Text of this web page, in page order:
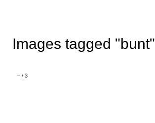
Images tagged "bunt"
– / 3